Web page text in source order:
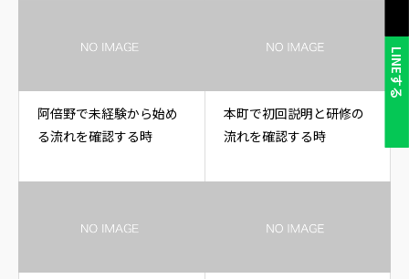
LINEする
阿倍野で未経験から始め
る流れを確認する時
本町で初回説明と研修の
流れを確認する時